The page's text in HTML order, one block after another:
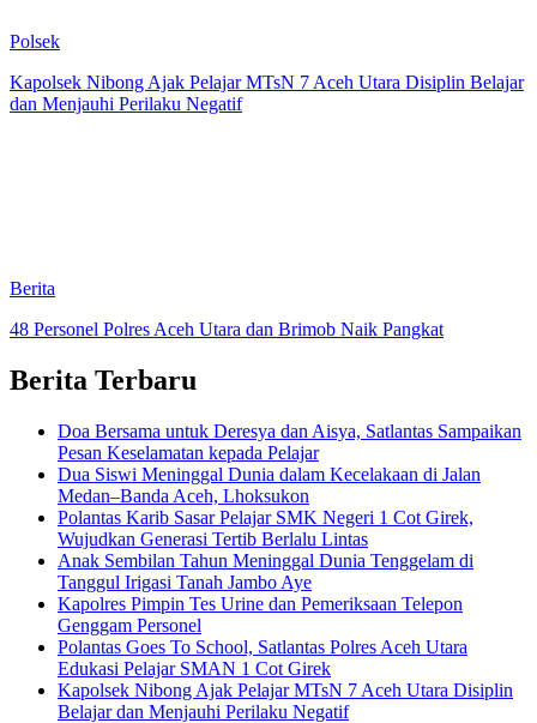
Polsek
Kapolsek Nibong Ajak Pelajar MTsN 7 Aceh Utara Disiplin Belajar
dan Menjauhi Perilaku Negatif
Berita
48 Personel Polres Aceh Utara dan Brimob Naik Pangkat
Berita Terbaru
Doa Bersama untuk Deresya dan Aisya, Satlantas Sampaikan
Pesan Keselamatan kepada Pelajar
Dua Siswi Meninggal Dunia dalam Kecelakaan di Jalan
Medan–Banda Aceh, Lhoksukon
Polantas Karib Sasar Pelajar SMK Negeri 1 Cot Girek,
Wujudkan Generasi Tertib Berlalu Lintas
Anak Sembilan Tahun Meninggal Dunia Tenggelam di
Tanggul Irigasi Tanah Jambo Aye
Kapolres Pimpin Tes Urine dan Pemeriksaan Telepon
Genggam Personel
Polantas Goes To School, Satlantas Polres Aceh Utara
Edukasi Pelajar SMAN 1 Cot Girek
Kapolsek Nibong Ajak Pelajar MTsN 7 Aceh Utara Disiplin
Belajar dan Menjauhi Perilaku Negatif